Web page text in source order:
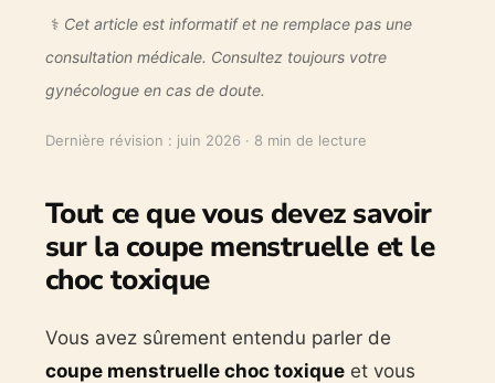
⚕️ Cet article est informatif et ne remplace pas une
consultation médicale. Consultez toujours votre
gynécologue en cas de doute.
Dernière révision : juin 2026 · 8 min de lecture
Tout ce que vous devez savoir
sur la coupe menstruelle et le
choc toxique
Vous avez sûrement entendu parler de
coupe menstruelle choc toxiqueet vous